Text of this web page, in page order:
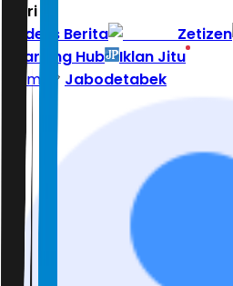
Hari ini
Indeks Berita
Zetizen
Learning Hub
Iklan Jitu
Home
Jabodetabek